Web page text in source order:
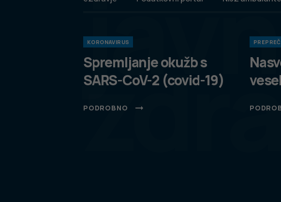
KORONAVIRUS
Spremljanje okužb s
SARS-CoV-2 (covid-19)
PODROBNO